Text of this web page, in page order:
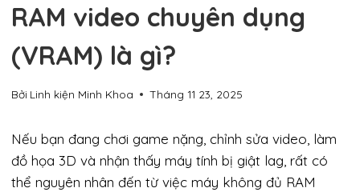
RAM video chuyên dụng
(VRAM) là gì?
Bởi Linh kiện Minh Khoa Tháng 11 23, 2025
Nếu bạn đang chơi game nặng, chỉnh sửa video, làm
đồ họa 3D và nhận thấy máy tính bị giật lag, rất có
thể nguyên nhân đến từ việc máy không đủ RAM